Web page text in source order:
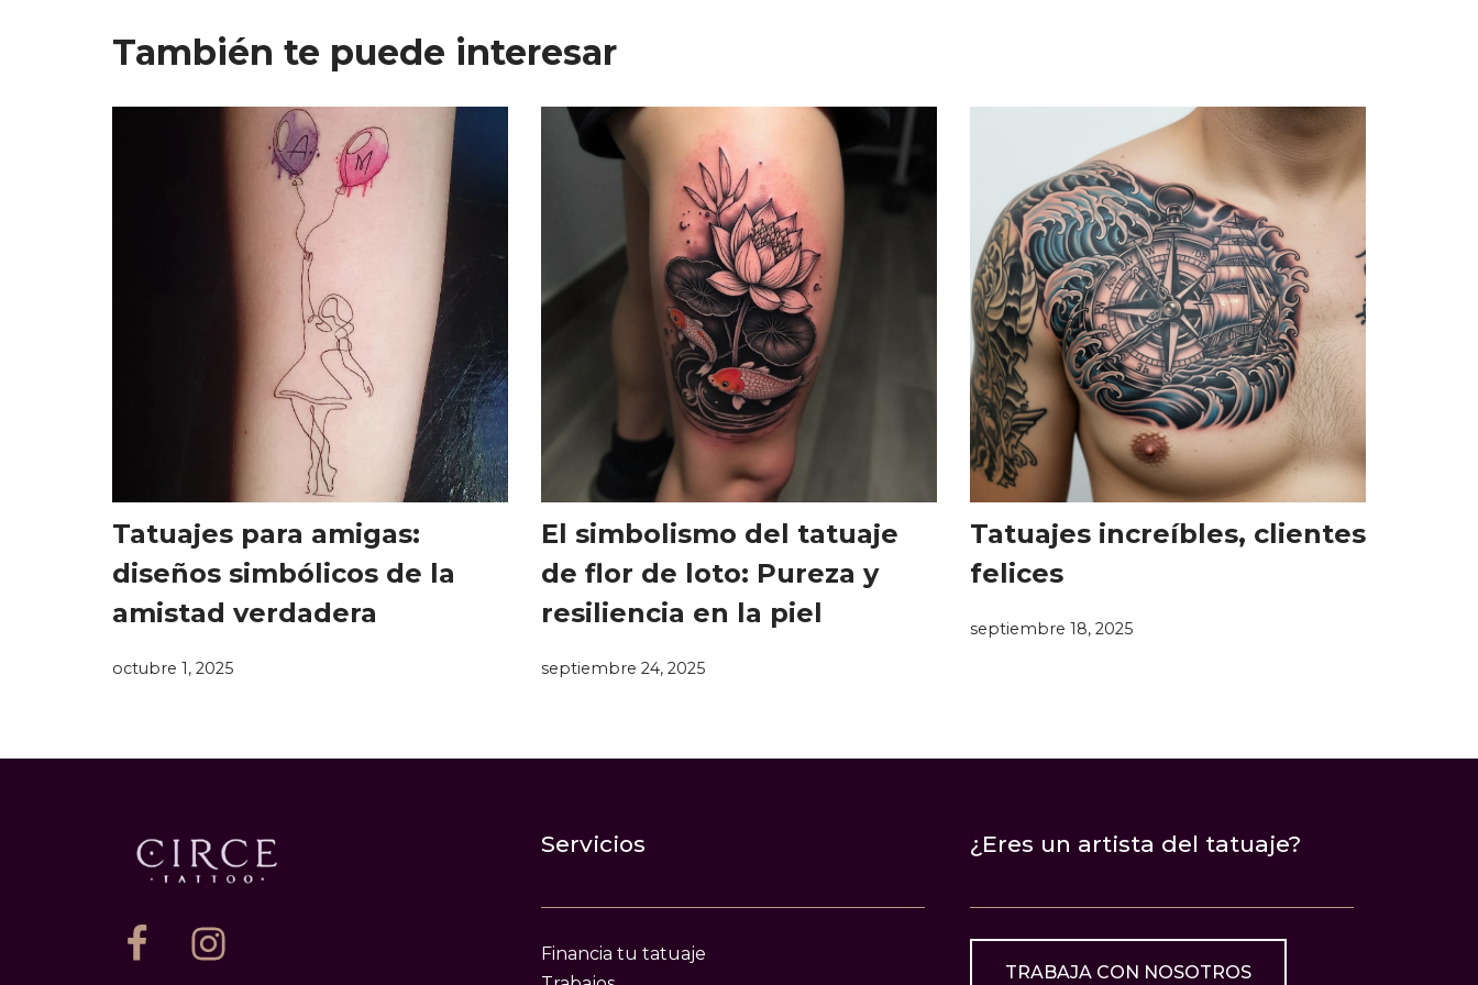
También te puede interesar
Tatuajes para amigas:
diseños simbólicos de la
amistad verdadera
octubre 1, 2025
El simbolismo del tatuaje
de flor de loto: Pureza y
resiliencia en la piel
septiembre 24, 2025
Tatuajes increíbles, clientes
felices
septiembre 18, 2025
Servicios
Financia tu tatuaje
¿Eres un artista del tatuaje?
TRABAJA CON NOSOTROS